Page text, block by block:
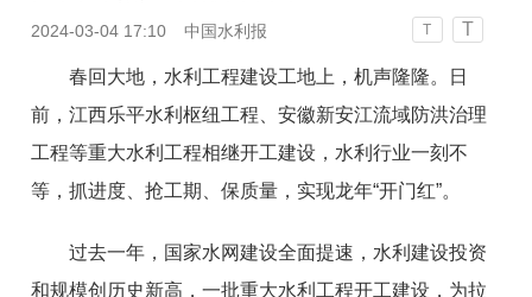
2024-03-04 17:10 中国水利报 T T
春回大地，水利工程建设工地上，机声隆隆。日
前，江西乐平水利枢纽工程、安徽新安江流域防洪治理
工程等重大水利工程相继开工建设，水利行业一刻不
等，抓进度、抢工期、保质量，实现龙年“开门红”。
过去一年，国家水网建设全面提速，水利建设投资
和规模创历史新高，一批重大水利工程开工建设，为拉